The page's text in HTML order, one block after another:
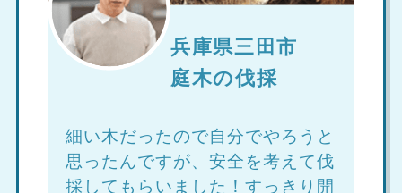
兵庫県三田市
庭木の伐採
細い木だったので自分でやろうと
思ったんですが、安全を考えて伐
採してもらいました！すっきり開